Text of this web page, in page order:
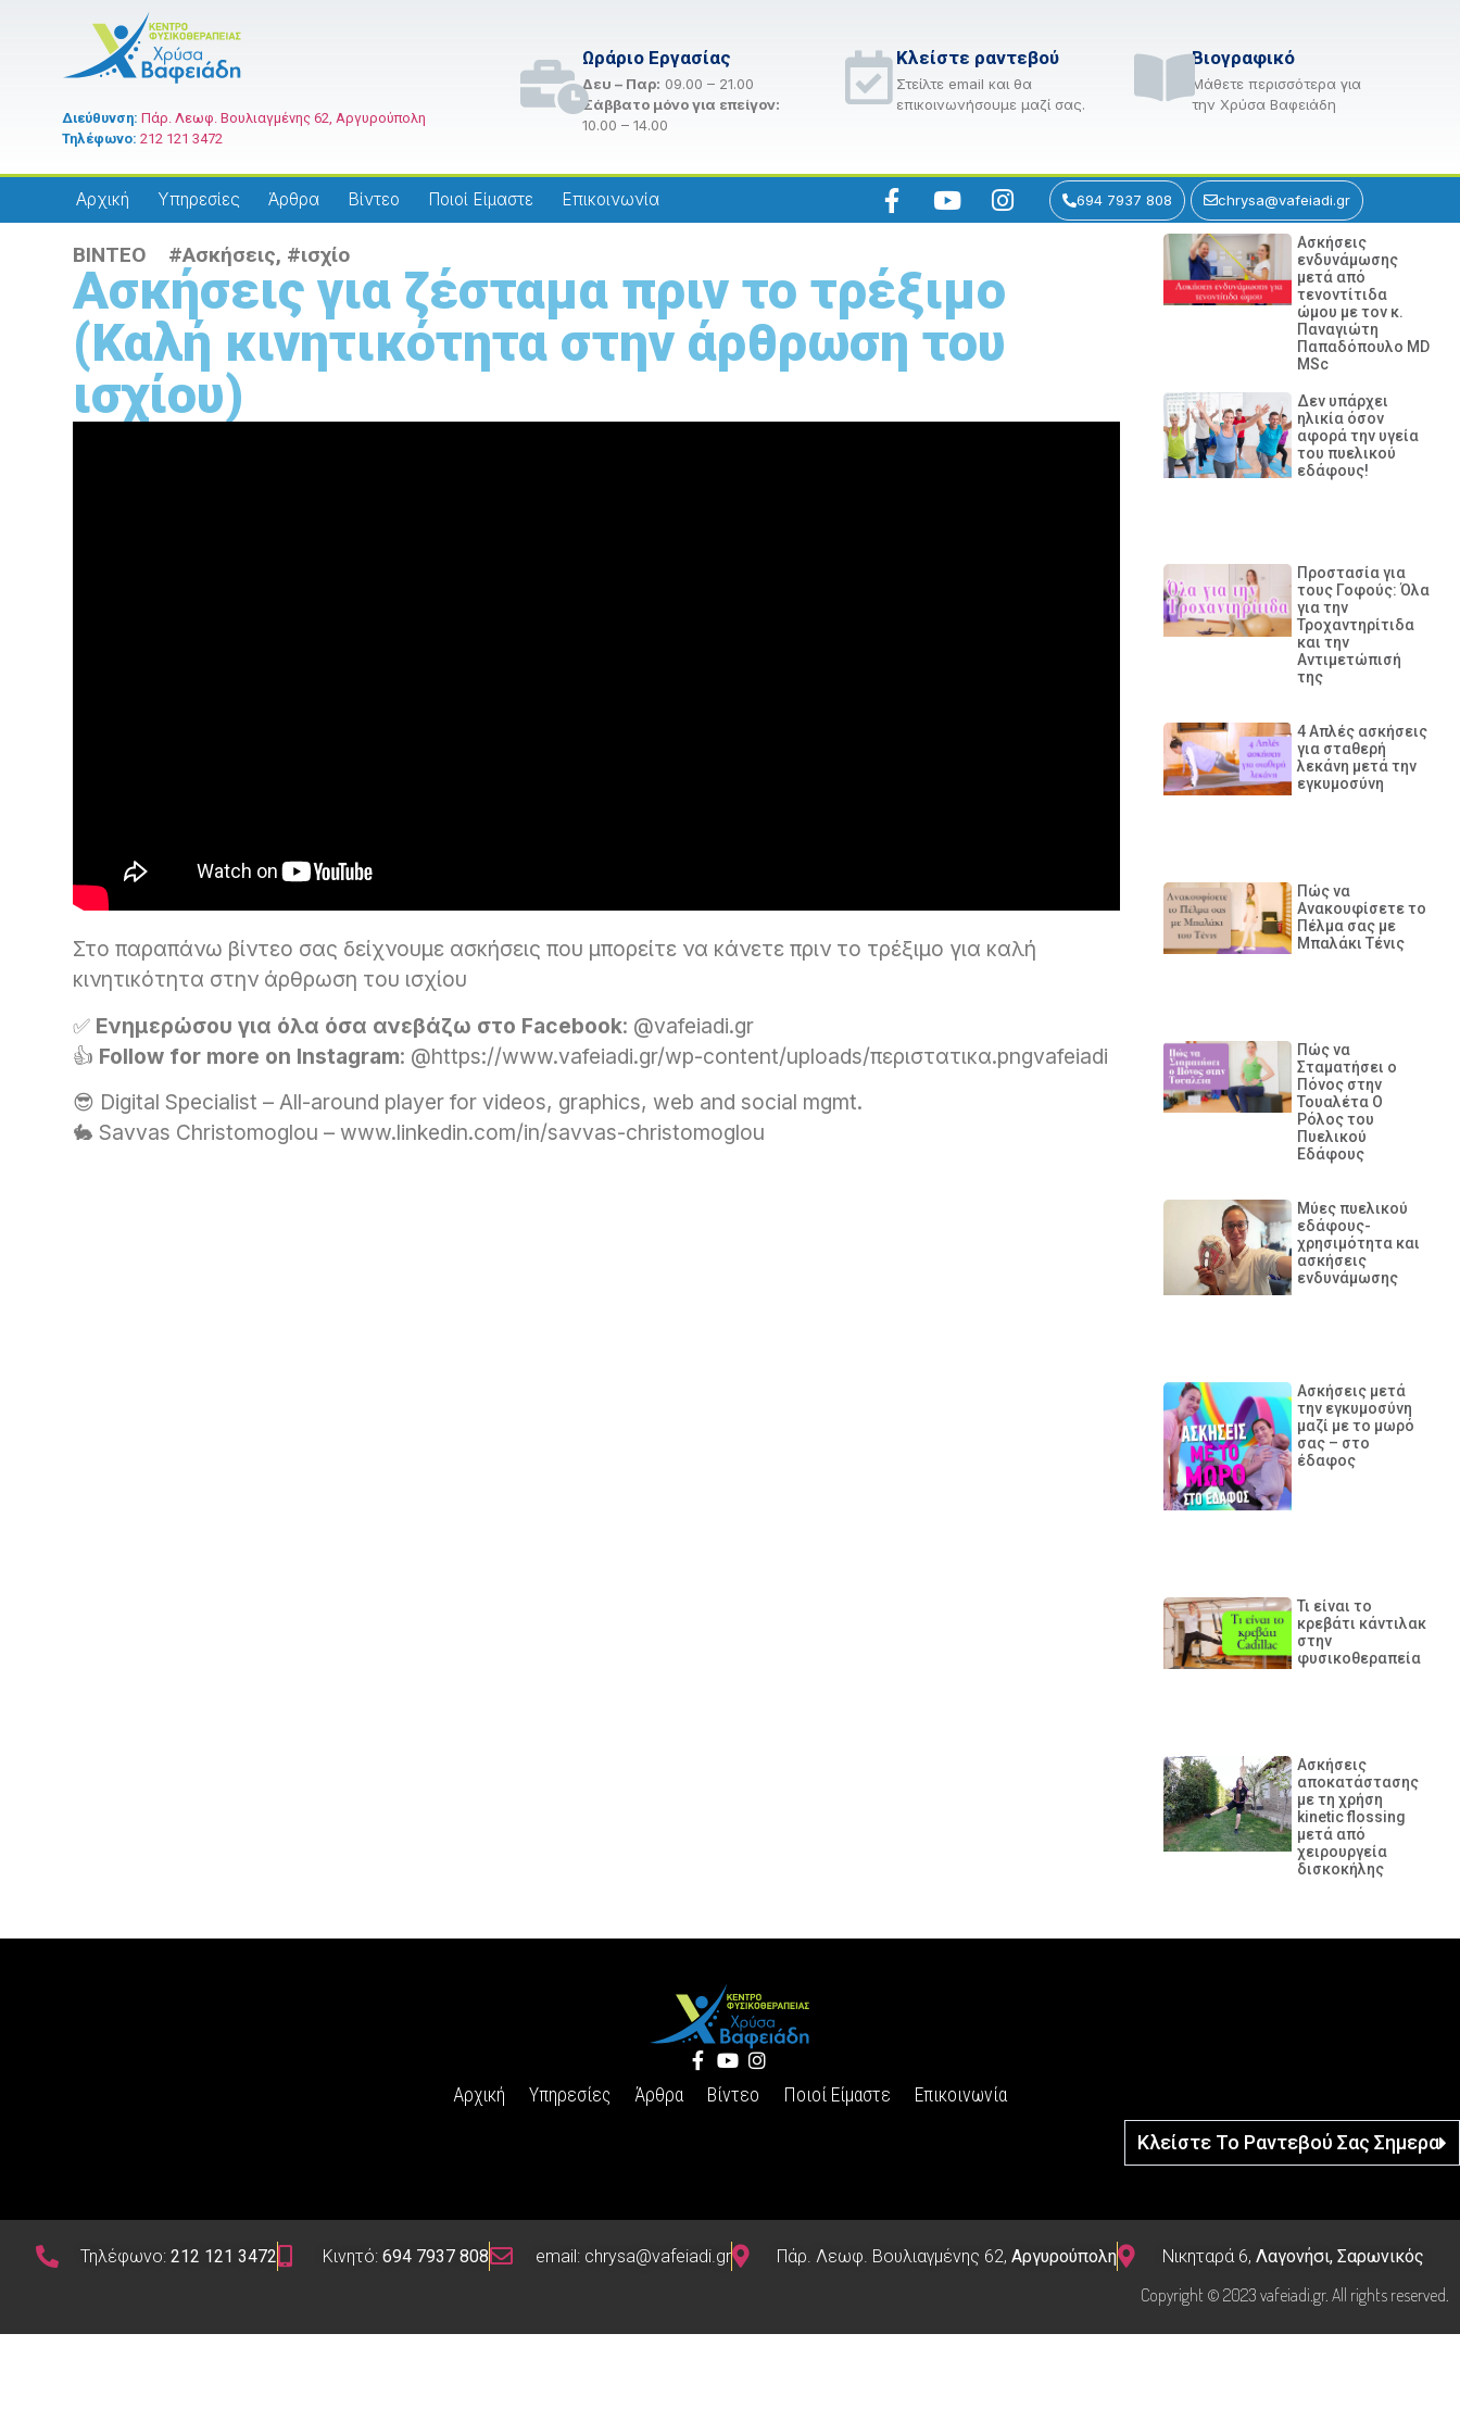
Διεύθυνση: Πάρ. Λεωφ. Βουλιαγμένης 62, Αργυρούπολη
Τηλέφωνο: 212 121 3472
Ωράριο Εργασίας
Δευ – Παρ: 09.00 – 21.00
Σάββατο μόνο για επείγον:
10.00 – 14.00
Κλείστε ραντεβού
Στείλτε email και θα
επικοινωνήσουμε μαζί σας.
Βιογραφικό
Μάθετε περισσότερα για
την Χρύσα Βαφειάδη
Αρχική Υπηρεσίες Άρθρα Βίντεο Ποιοί Είμαστε Επικοινωνία 694 7937 808 chrysa@vafeiadi.gr
ΒΙΝΤΕΟ #Ασκήσεις, #ισχίο
Ασκήσεις για ζέσταμα πριν το τρέξιμο
(Καλή κινητικότητα στην άρθρωση του
ισχίου)
Στο παραπάνω βίντεο σας δείχνουμε ασκήσεις που μπορείτε να κάνετε πριν το τρέξιμο για καλή
κινητικότητα στην άρθρωση του ισχίου
✅ Ενημερώσου για όλα όσα ανεβάζω στο Facebook: @vafeiadi.gr
👍 Follow for more on Instagram: @https://www.vafeiadi.gr/wp-content/uploads/περιστατικα.pngvafeiadi
😎 Digital Specialist – All-around player for videos, graphics, web and social mgmt.
🐇 Savvas Christomoglou – www.linkedin.com/in/savvas-christomoglou
Ασκήσεις
ενδυνάμωσης
μετά από
τενοντίτιδα
ώμου με τον κ.
Παναγιώτη
Παπαδόπουλο MD
MSc
Δεν υπάρχει
ηλικία όσον
αφορά την υγεία
του πυελικού
εδάφους!
Προστασία για
τους Γοφούς: Όλα
για την
Τροχαντηρίτιδα
και την
Αντιμετώπισή
της
4 Απλές ασκήσεις
για σταθερή
λεκάνη μετά την
εγκυμοσύνη
Πώς να
Ανακουφίσετε το
Πέλμα σας με
Μπαλάκι Τένις
Πώς να
Σταματήσει ο
Πόνος στην
Τουαλέτα Ο
Ρόλος του
Πυελικού
Εδάφους
Μύες πυελικού
εδάφους-
χρησιμότητα και
ασκήσεις
ενδυνάμωσης
Ασκήσεις μετά
την εγκυμοσύνη
μαζί με το μωρό
σας – στο
έδαφος
Τι είναι το
κρεβάτι κάντιλακ
στην
φυσικοθεραπεία
Ασκήσεις
αποκατάστασης
με τη χρήση
kinetic flossing
μετά από
χειρουργεία
δισκοκήλης
Αρχική Υπηρεσίες Άρθρα Βίντεο Ποιοί Είμαστε Επικοινωνία
Κλείστε Το Ραντεβού Σας Σημερα
Τηλέφωνο:212 121 3472 Κινητό:694 7937 808 email: chrysa@vafeiadi.gr Πάρ. Λεωφ. Βουλιαγμένης 62, Αργυρούπολη Νικηταρά 6,Λαγονήσι, Σαρωνικός
Copyright © 2023 vafeiadi.gr. All rights reserved.